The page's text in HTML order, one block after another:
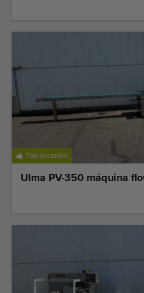
Top occasion
Ulma PV-350 máquina